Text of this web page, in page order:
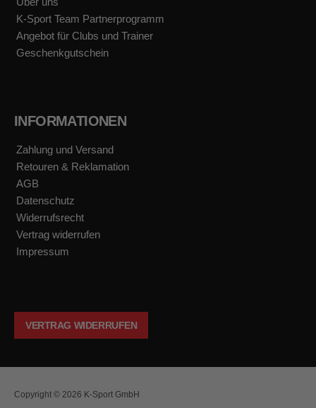
m
K-Sport Team Partnerprogramm
Angebot für Clubs und Trainer
Geschenkgutschein
INFORMATIONEN
Zahlung und Versand
Retouren & Reklamation
AGB
Datenschutz
Widerrufsrecht
Vertrag widerrufen
Impressum
VERTRAG WIDERRUFEN
Copyright © 2026 K-Sport GmbH